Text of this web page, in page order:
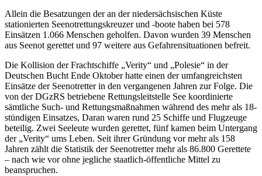
Allein die Besatzungen der an der niedersächsischen Küste
stationierten Seenotrettungskreuzer und -boote haben bei 578
Einsätzen 1.066 Menschen geholfen. Davon wurden 39 Menschen
aus Seenot gerettet und 97 weitere aus Gefahrensituationen befreit.
Die Kollision der Frachtschiffe „Verity“ und „Polesie“ in der
Deutschen Bucht Ende Oktober hatte einen der umfangreichsten
Einsätze der Seenotretter in den vergangenen Jahren zur Folge. Die
von der DGzRS betriebene Rettungsleitstelle See koordinierte
sämtliche Such- und Rettungsmaßnahmen während des mehr als 18-
stündigen Einsatzes, Daran waren rund 25 Schiffe und Flugzeuge
beteilig. Zwei Seeleute wurden gerettet, fünf kamen beim Untergang
der „Verity“ ums Leben. Seit ihrer Gründung vor mehr als 158
Jahren zählt die Statistik der Seenotretter mehr als 86.800 Gerettete
– nach wie vor ohne jegliche staatlich-öffentliche Mittel zu
beanspruchen.